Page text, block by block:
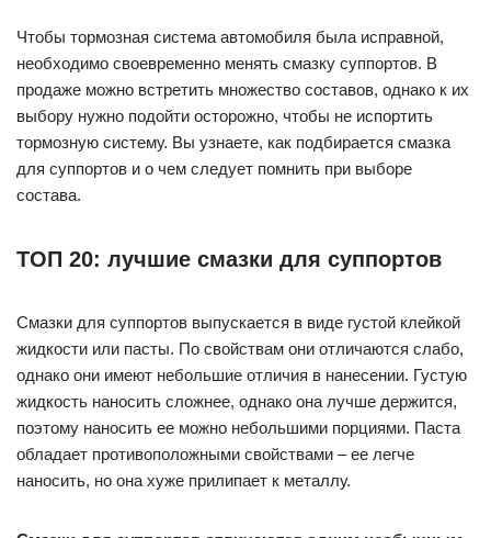
Чтобы тормозная система автомобиля была исправной,
необходимо своевременно менять смазку суппортов. В
продаже можно встретить множество составов, однако к их
выбору нужно подойти осторожно, чтобы не испортить
тормозную систему. Вы узнаете, как подбирается смазка
для суппортов и о чем следует помнить при выборе
состава.
ТОП 20: лучшие смазки для суппортов
Смазки для суппортов выпускается в виде густой клейкой
жидкости или пасты. По свойствам они отличаются слабо,
однако они имеют небольшие отличия в нанесении. Густую
жидкость наносить сложнее, однако она лучше держится,
поэтому наносить ее можно небольшими порциями. Паста
обладает противоположными свойствами – ее легче
наносить, но она хуже прилипает к металлу.